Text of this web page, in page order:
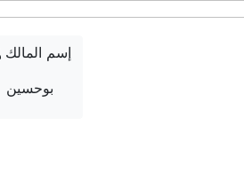
إسم المالك
بوحسين